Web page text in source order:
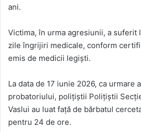
ani.
Victima, în urma agresiunii, a
zile îngrijiri medicale, conform
emis de medicii legiști.
La data de 17 iunie 2026, ca urmare
probatoriului, polițiștii Poliţiştii
Vaslui au luat față de bărbatul
pentru 24 de ore.